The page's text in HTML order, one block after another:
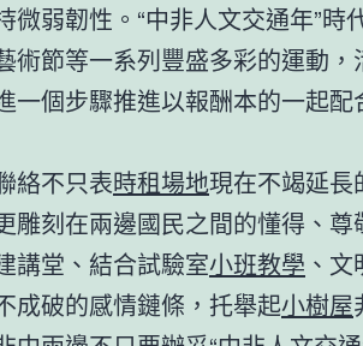
微弱韌性。“中非人文交通年”時
術節等一系列豐盛多彩的運動，
一個步驟推進以報酬本的一起配
絡不只表時租場地現在不竭延長
雕刻在兩邊國民之間的懂得、尊
講堂、結合試驗室小班教學 、
成破的感情鏈條，托舉起小樹屋